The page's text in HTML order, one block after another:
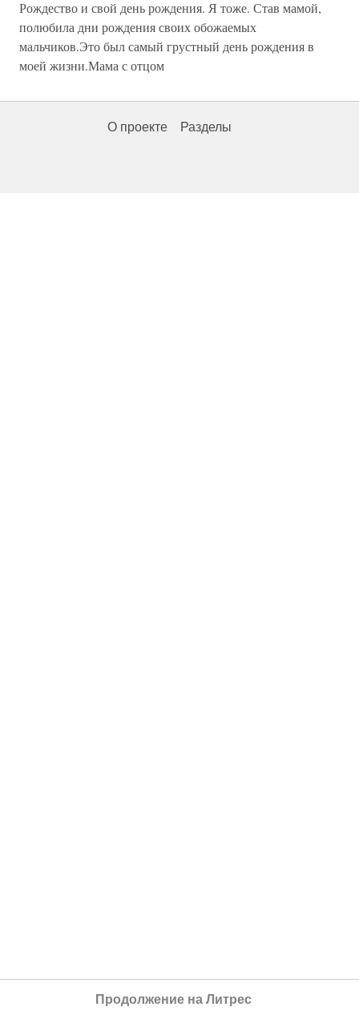
Рождество и свой день рождения. Я тоже. Став мамой,
полюбила дни рождения своих обожаемых
мальчиков.Это был самый грустный день рождения в
моей жизни.Мама с отцом
О проекте Разделы
Продолжение на Литрес